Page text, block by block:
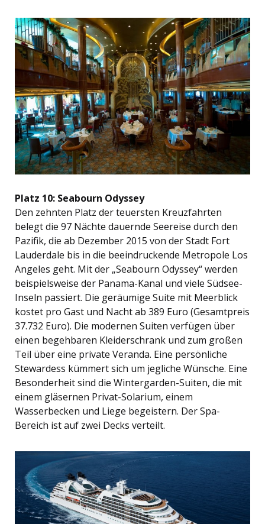
Platz 10: Seabourn Odyssey
Den zehnten Platz der teuersten Kreuzfahrten
belegt die 97 Nächte dauernde Seereise durch den
Pazifik, die ab Dezember 2015 von der Stadt Fort
Lauderdale bis in die beeindruckende Metropole Los
Angeles geht. Mit der „Seabourn Odyssey“ werden
beispielsweise der Panama-Kanal und viele Südsee-
Inseln passiert. Die geräumige Suite mit Meerblick
kostet pro Gast und Nacht ab 389 Euro (Gesamtpreis
37.732 Euro). Die modernen Suiten verfügen über
einen begehbaren Kleiderschrank und zum großen
Teil über eine private Veranda. Eine persönliche
Stewardess kümmert sich um jegliche Wünsche. Eine
Besonderheit sind die Wintergarden-Suiten, die mit
einem gläsernen Privat-Solarium, einem
Wasserbecken und Liege begeistern. Der Spa-
Bereich ist auf zwei Decks verteilt.